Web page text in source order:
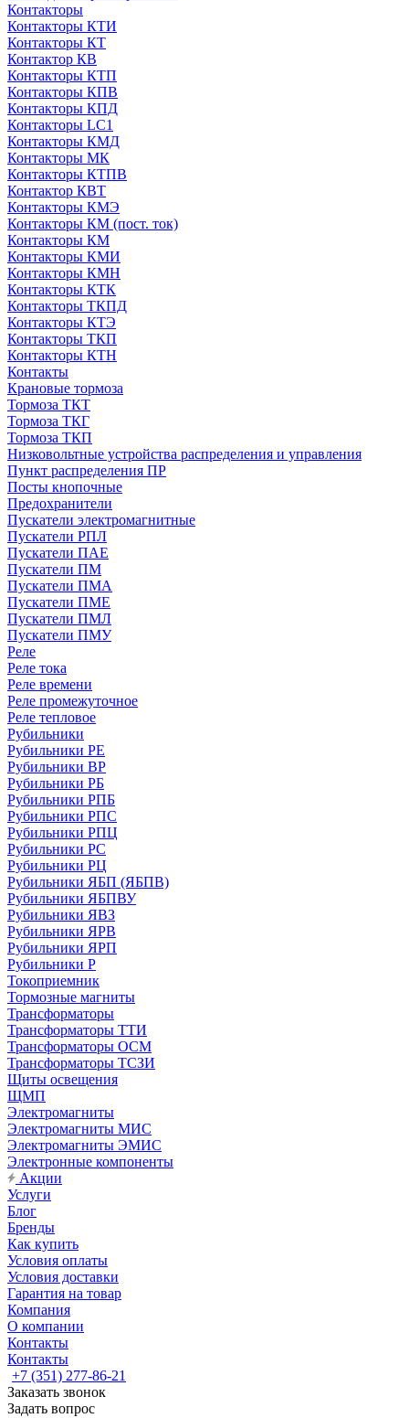
Контакторы
Контакторы КТИ
Контакторы КТ
Контактор КВ
Контакторы КТП
Контакторы КПВ
Контакторы КПД
Контакторы LC1
Контакторы КМД
Контакторы МК
Контакторы КТПВ
Контактор КВТ
Контакторы КМЭ
Контакторы КМ (пост. ток)
Контакторы КМ
Контакторы КМИ
Контакторы КМН
Контакторы КТК
Контакторы ТКПД
Контакторы КТЭ
Контакторы ТКП
Контакторы КТН
Контакты
Крановые тормоза
Тормоза ТКТ
Тормоза ТКГ
Тормоза ТКП
Низковольтные устройства распределения и управления
Пункт распределения ПР
Посты кнопочные
Предохранители
Пускатели электромагнитные
Пускатели РПЛ
Пускатели ПАЕ
Пускатели ПМ
Пускатели ПМА
Пускатели ПМЕ
Пускатели ПМЛ
Пускатели ПМУ
Реле
Реле тока
Реле времени
Реле промежуточное
Реле тепловое
Рубильники
Рубильники РЕ
Рубильники ВР
Рубильники РБ
Рубильники РПБ
Рубильники РПС
Рубильники РПЦ
Рубильники РС
Рубильники РЦ
Рубильники ЯБП (ЯБПВ)
Рубильники ЯБПВУ
Рубильники ЯВЗ
Рубильники ЯРВ
Рубильники ЯРП
Рубильники Р
Токоприемник
Тормозные магниты
Трансформаторы
Трансформаторы ТТИ
Трансформаторы ОСМ
Трансформаторы ТСЗИ
Щиты освещения
ЩМП
Электромагниты
Электромагниты МИС
Электромагниты ЭМИС
Электронные компоненты
Акции
Услуги
Блог
Бренды
Как купить
Условия оплаты
Условия доставки
Гарантия на товар
Компания
О компании
Контакты
Контакты
+7 (351) 277-86-21
Заказать звонок
Задать вопрос